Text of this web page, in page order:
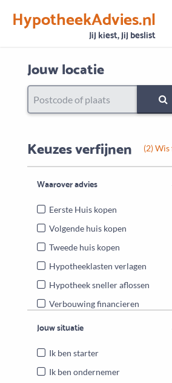
HypotheekAdvies.nl
Jij kiest, jij beslist
VertrouwenAlle basisgegevens
Jouw locatie
Keuzes verfijnen (2)
Waarover advies
Eerste Huis kopen
Volgende huis kopen
Tweede huis kopen
Hypotheeklasten verlagen
Hypotheek sneller aflossen
Verbouwing financieren
Energiebesparende maatregelen
Jouw situatie
Ik ben starter
Ik ben ondernemer